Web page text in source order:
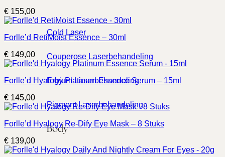
Cold Laser
Couperose Laserbehandeling
Erbium Laserbehandeling
Pigment Laserbehandeling
Body
€ 155,00
Forlle’d RetiMoist Essence – 30ml
€ 149,00
Forlle’d Hyalogy Platinum Essence Serum – 15ml
€ 145,00
Forlle’d Hyalogy Re-Dify Eye Mask – 8 Stuks
€ 139,00